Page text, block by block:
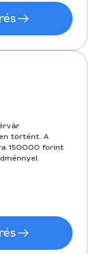
történt. A
150000 forint